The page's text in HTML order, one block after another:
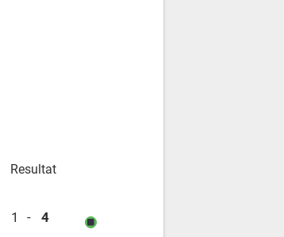
Resultat
Dallas Star vs New York Rangers
1 - 4